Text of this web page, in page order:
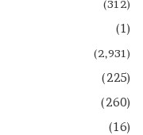
(312)
(1)
(2,931)
(225)
(260)
(16)